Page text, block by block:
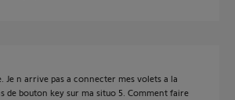
Je n arrive pas a connecter mes volets a la
de bouton key sur ma situo 5. Comment faire